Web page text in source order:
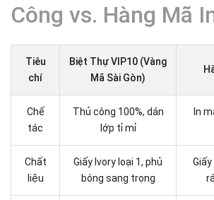
Công vs. Hàng Mã
Tiêu
chí
Biệt Thự VIP10 (Vàng
Mã Sài Gòn)
Chế
tác
Thủ công 100%, dán
lớp tỉ mỉ
In
Chất
liệu
Giấy Ivory loại 1, phủ
bóng sang trọng